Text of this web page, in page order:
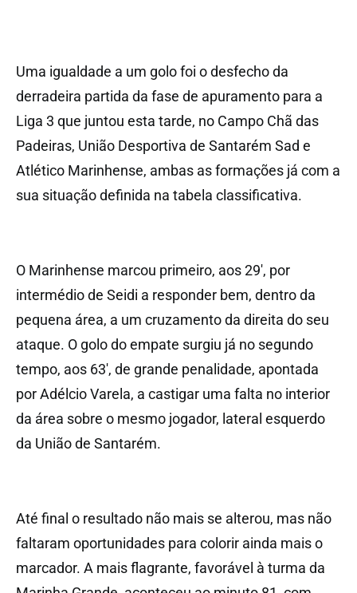
Uma igualdade a um golo foi o desfecho da
derradeira partida da fase de apuramento para a
Liga 3 que juntou esta tarde, no Campo Chã das
Padeiras, União Desportiva de Santarém Sad e
Atlético Marinhense, ambas as formações já com a
sua situação definida na tabela classificativa.
O Marinhense marcou primeiro, aos 29′, por
intermédio de Seidi a responder bem, dentro da
pequena área, a um cruzamento da direita do seu
ataque. O golo do empate surgiu já no segundo
tempo, aos 63′, de grande penalidade, apontada
por Adélcio Varela, a castigar uma falta no interior
da área sobre o mesmo jogador, lateral esquerdo
da União de Santarém.
Até final o resultado não mais se alterou, mas não
faltaram oportunidades para colorir ainda mais o
marcador. A mais flagrante, favorável à turma da